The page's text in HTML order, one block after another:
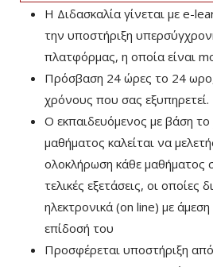
Η Διδασκαλία γίνεται με e-
την υποστήριξη
πλατφόρμας, η οποία είναι
Πρόσβαση 24 ώρες το 24
χρόνους που σας εξυπηρετεί.
Ο εκπαιδευόμενος με βάση
μαθήματος καλείται να
ολοκλήρωση κάθε μαθήματος
τελικές εξετάσεις, οι οποίες
ηλεκτρονικά (on line) με
επίδοσή του
Προσφέρεται υποστήριξη